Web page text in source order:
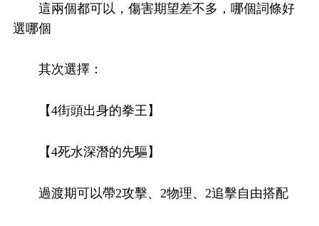
這兩個都可以，傷害期望差不多，哪個詞條好
選哪個
其次選擇：
【4街頭出身的拳王】
【4死水深潛的先驅】
過渡期可以帶2攻擊、2物理、2追擊自由搭配